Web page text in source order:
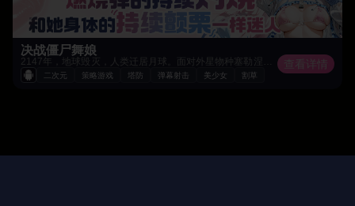
决战僵尸舞娘
二次元 策略游戏 塔防 弹幕射击 美少女 割草
查看详情